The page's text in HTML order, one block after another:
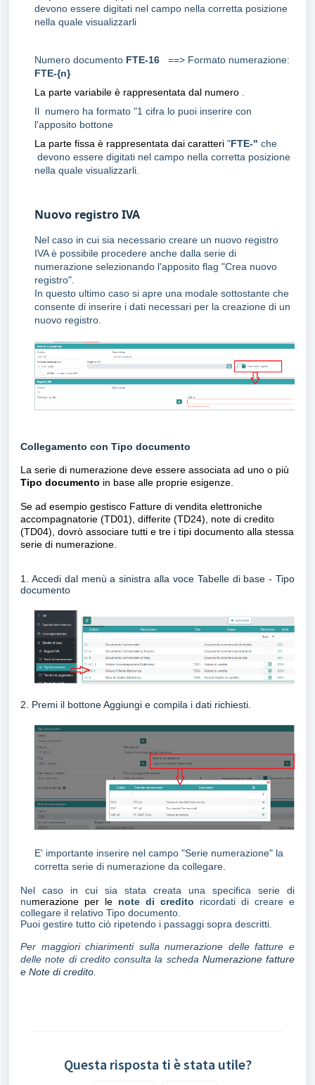
devono essere digitati nel campo nella corretta posizione
nella quale visualizzarli
Numero documento FTE-16
==> Formato numerazione:
FTE-{n}
La parte variabile è rappresentata dal numero
Il numero ha formato "1 cifra lo puoi inserire con
l'apposito bottone
La parte fissa è rappresentata dai caratteri "FTE-" che
devono essere digitati nel campo nella corretta posizione
nella quale visualizzarli.
Nuovo registro IVA
Nel caso in cui sia necessario creare un nuovo registro
IVA è possibile procedere anche dalla serie di
numerazione selezionando l'apposito flag "Crea nuovo
registro".
In questo ultimo caso si apre una modale sottostante che
consente di inserire i dati necessari per la creazione di un
nuovo registro.
Collegamento con Tipo documento
La serie di numerazione deve essere associata ad uno o più
Tipo documento in base alle proprie esigenze.
Se ad esempio gestisco Fatture di vendita elettroniche
accompagnatorie (TD01), differite (TD24), note di credito
(TD04), dovrò associare tutti e tre i tipi documento alla stessa
serie di numerazione.
1. Accedi dal menù a sinistra alla voce Tabelle di base - Tipo
documento
2. Premi il bottone Aggiungi e compila i dati richiesti.
E' importante inserire nel campo "Serie numerazione" la
corretta serie di numerazione da collegare.
Nel caso in cui sia stata creata una specifica serie di
numerazione per le note di credito ricordati di creare e
collegare il relativo Tipo documento.
Puoi gestire tutto ciò ripetendo i passaggi sopra descritti.
Per maggiori chiarimenti sulla numerazione delle fatture e
delle note di credito consulta la scheda Numerazione fatture
e Note di credito
Questa risposta ti è stata utile?